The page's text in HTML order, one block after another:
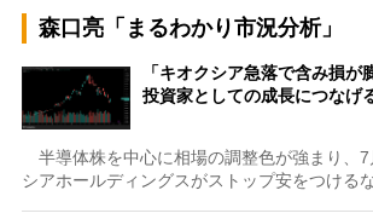
森口亮「まるわかり市況分析」
「キオクシア急落で含み損
投資家としての成長につな
半導体株を中心に相場の調整色が強まり、7
シアホールディングスがストップ安をつける